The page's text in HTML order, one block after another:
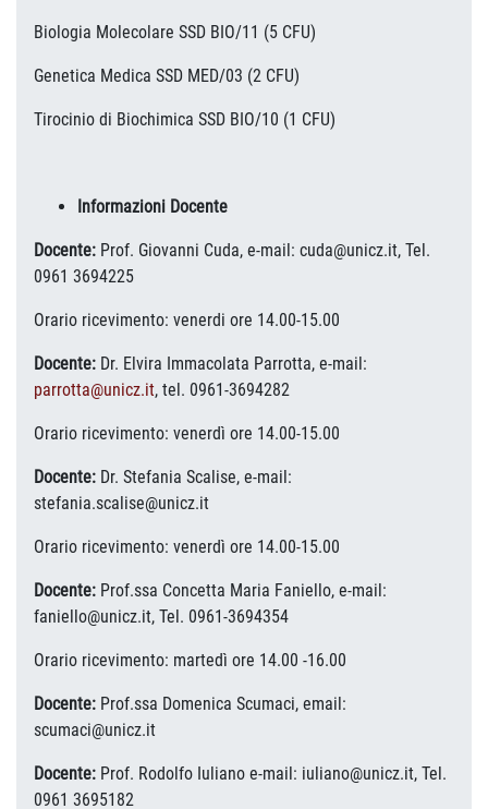
Biologia Molecolare SSD BIO/11 (5 CFU)
Genetica Medica SSD MED/03 (2 CFU)
Tirocinio di Biochimica SSD BIO/10 (1 CFU)
Informazioni Docente
Docente: Prof. Giovanni Cuda, e-mail: cuda@unicz.it, Tel.
0961 3694225
Orario ricevimento: venerdi ore 14.00-15.00
Docente: Dr. Elvira Immacolata Parrotta, e-mail:
parrotta@unicz.it, tel. 0961-3694282
Orario ricevimento: venerdì ore 14.00-15.00
Docente: Dr. Stefania Scalise, e-mail:
stefania.scalise@unicz.it
Orario ricevimento: venerdì ore 14.00-15.00
Docente: Prof.ssa Concetta Maria Faniello, e-mail:
faniello@unicz.it, Tel. 0961-3694354
Orario ricevimento: martedì ore 14.00 -16.00
Docente: Prof.ssa Domenica Scumaci, email:
scumaci@unicz.it
Docente: Prof. Rodolfo Iuliano e-mail: iuliano@unicz.it, Tel.
0961 3695182